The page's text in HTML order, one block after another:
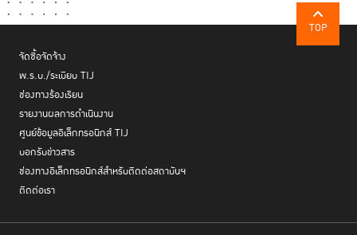
TOP
จัดซื้อจัดจ้าง
พ.ร.บ./ระเบียบ TIJ
ช่องทางร้องเรียน
รายงานผลการดำเนินงาน
ศูนย์ข้อมูลอิเล็กทรอนิกส์ TIJ
บอกรับข่าวสาร
ช่องทางอิเล็กทรอนิกส์สำหรับติดต่อสถาบันฯ
ติดต่อเรา